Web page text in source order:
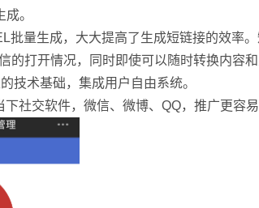
。
批量生成，大大提高了生成短链接的效率
的打开情况，同时即使可以随时转换内容和
技术基础，集成用户自由系统。
社交软件，微信、微博、QQ，推广更容易